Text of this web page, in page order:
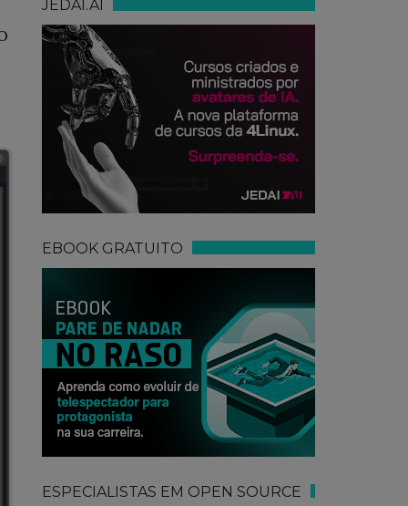
JEDAI.AI
EBOOK GRATUITO
ESPECIALISTAS EM OPEN SOURCE